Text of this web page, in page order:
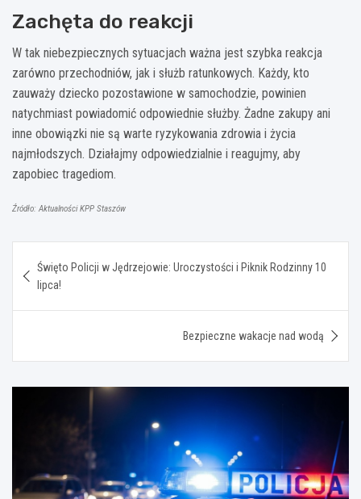
Zachęta do reakcji
W tak niebezpiecznych sytuacjach ważna jest szybka reakcja
zarówno przechodniów, jak i służb ratunkowych. Każdy, kto
zauważy dziecko pozostawione w samochodzie, powinien
natychmiast powiadomić odpowiednie służby. Żadne zakupy ani
inne obowiązki nie są warte ryzykowania zdrowia i życia
najmłodszych. Działajmy odpowiedzialnie i reagujmy, aby
zapobiec tragediom.
Źródło: Aktualności KPP Staszów
wpisu
Święto Policji w Jędrzejowie: Uroczystości i Piknik Rodzinny 10
lipca!
Bezpieczne wakacje nad wodą